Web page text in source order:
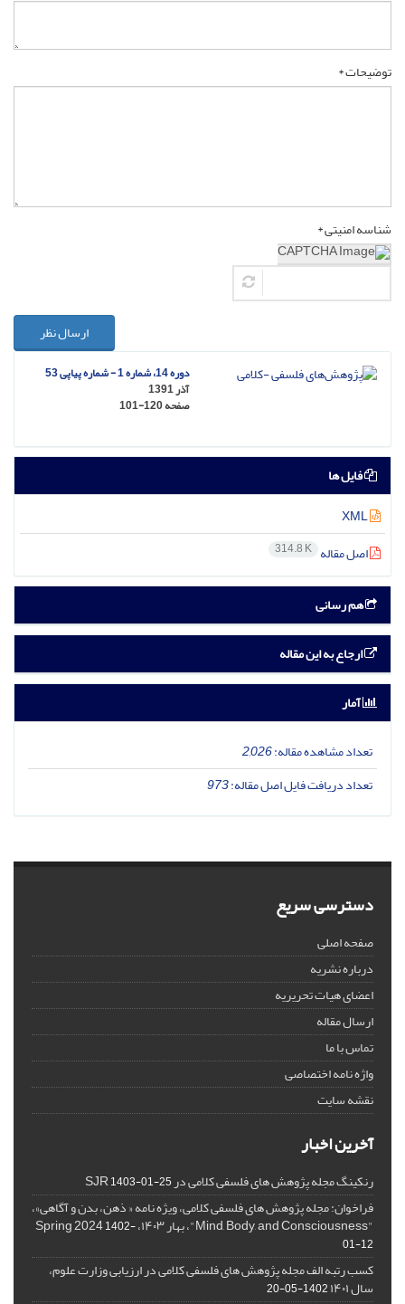
توضیحات *
شناسه امنیتی *
ارسال نظر
دوره 14، شماره 1 - شماره پیاپی 53
آذر 1391
صفحه101-120
فایل ها
اصل مقاله 314.8 K
هم رسانی
ارجاع به این مقاله
آمار
تعداد مشاهده مقاله:2,026
تعداد دریافت فایل اصل مقاله:973
دسترسی سریع
صفحه اصلی
درباره نشریه
اعضای هیات تحریریه
ارسال مقاله
تماس با ما
واژه نامه اختصاصی
نقشه سایت
آخرین اخبار
رنکینگ مجله پژوهش های فلسفی کلامی در SJR1403-01-25
فراخوان: مجله پژوهش های فلسفی کلامی، ویژه نامه « ذهن، بدن و آگاهی»،
"Mind, Body, and Consciousness"، بهار ۱۴۰۳، Spring 2024
1402-
01-12
کسب رتبه الف مجله پژوهش های فلسفی کلامی در ارزیابی وزارت علوم،
سال ۱۴۰۱ 1402-05-20